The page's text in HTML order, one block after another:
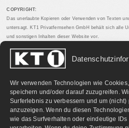
Wir verwenden Technologien wie
speichern und/oder darauf zuzugreifen.
Surferlebnis zu verbessern und um
anzuzeigen. Wenn du diesen
wie das Surfverhalten oder eindeutige IDs
COPYRIGHT:
Das unerlaubte Kopieren oder Verwenden von Texten
untersagt. KT1 Privatfernsehen GmbH behält sich alle
und sonstigen Inhalten dieser Website vor.
PARTNERLINKS: